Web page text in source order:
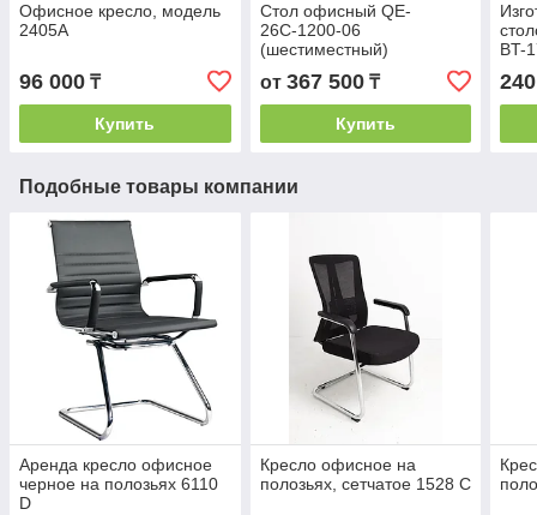
Офисное кресло, модель
2405A
96 000 ₸
Купить
Стол офисный QE-
26С-1200-06
(шестиместный)
от 367 500₸
Купить
BT-
Подобные товары компании
Аренда кресло офисное
черное на полозьях 6110
D
Кресло офисное на
полозьях, сетчатое 1528 С